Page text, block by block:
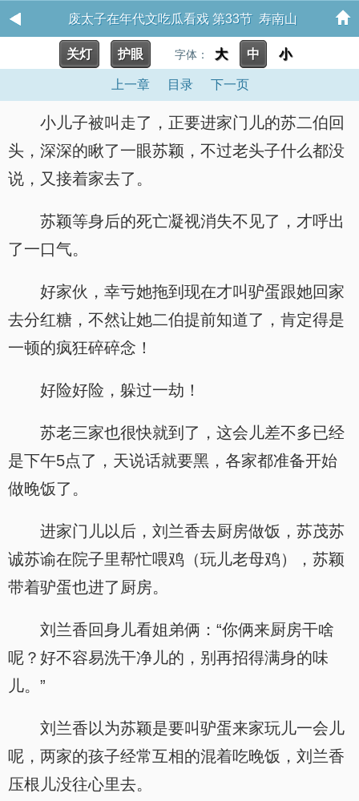
废太子在年代文吃瓜看戏 第33节 寿南山
关灯 护眼 字体： 大 中 小
上一章 目录 下一页
小儿子被叫走了，正要进家门儿的苏二伯回
头，深深的瞅了一眼苏颖，不过老头子什么都没
说，又接着家去了。
苏颖等身后的死亡凝视消失不见了，才呼出
了一口气。
好家伙，幸亏她拖到现在才叫驴蛋跟她回家
去分红糖，不然让她二伯提前知道了，肯定得是
一顿的疯狂碎碎念！
好险好险，躲过一劫！
苏老三家也很快就到了，这会儿差不多已经
是下午5点了，天说话就要黑，各家都准备开始
做晚饭了。
进家门儿以后，刘兰香去厨房做饭，苏茂苏
诚苏谕在院子里帮忙喂鸡（玩儿老母鸡），苏颖
带着驴蛋也进了厨房。
刘兰香回身儿看姐弟俩：“你俩来厨房干啥
呢？好不容易洗干净儿的，别再招得满身的味
儿。”
刘兰香以为苏颖是要叫驴蛋来家玩儿一会儿
呢，两家的孩子经常互相的混着吃晚饭，刘兰香
压根儿没往心里去。